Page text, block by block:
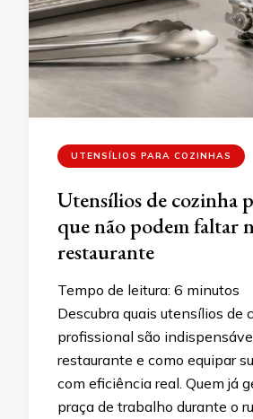
UTENSÍLIOS PARA COZINHAS
Utensílios de cozinha
que não podem faltar
restaurante
Tempo de leitura: 6 minutos
Descubra quais utensílios de
profissional são
restaurante e como equipar
com eficiência real. Quem já
praça de trabalho durante o